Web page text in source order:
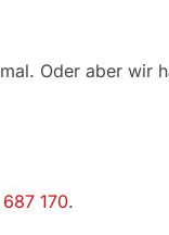
Oder aber wir
170.